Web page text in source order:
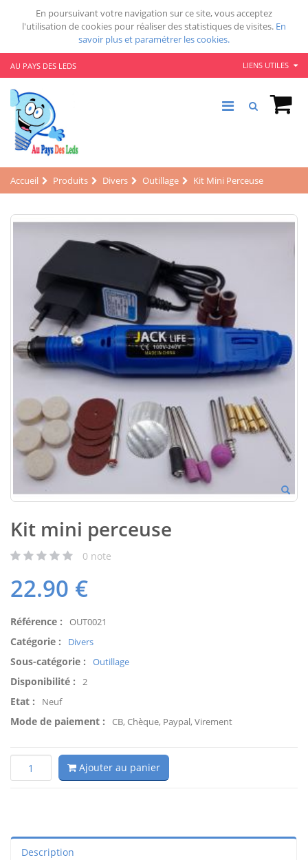
En poursuivant votre navigation sur ce site, vous acceptez
l'utilisation de cookies pour réaliser des statistiques de visites. En
savoir plus et paramétrer les cookies.
AU PAYS DES LEDS LIENS UTILES
Accueil Produits Divers Outillage Kit Mini Perceuse
Kit mini perceuse
0 note
22.90 €
Référence : OUT0021
Catégorie : Divers
Sous-catégorie : Outillage
Disponibilité : 2
Etat : Neuf
Mode de paiement : CB, Chèque, Paypal, Virement
Ajouter au panier
Description